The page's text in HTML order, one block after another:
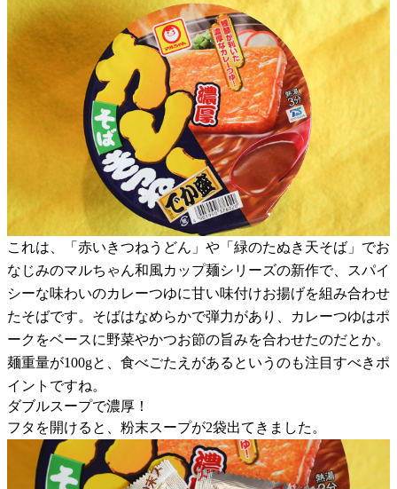
これは、「赤いきつねうどん」や「緑のたぬき天そば」でお
なじみのマルちゃん和風カップ麺シリーズの新作で、スパイ
シーな味わいのカレーつゆに甘い味付けお揚げを組み合わせ
たそばです。そばはなめらかで弾力があり、カレーつゆはポ
ークをベースに野菜やかつお節の旨みを合わせたのだとか。
麺重量が100gと、食べごたえがあるというのも注目すべきポ
イントですね。
ダブルスープで濃厚！
フタを開けると、粉末スープが2袋出てきました。